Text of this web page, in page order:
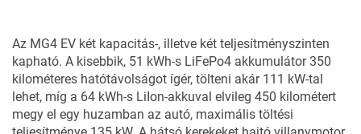
Az MG4 EV két kapacitás-, illetve két teljesítményszinten
kapható. A kisebbik, 51 kWh-s LiFePo4 akkumulátor 350
kilométeres hatótávolságot ígér, tölteni akár 111 kW-tal
lehet, míg a 64 kWh-s LiIon-akkuval elvileg 450 kilométert
megy el egy huzamban az autó, maximális töltési